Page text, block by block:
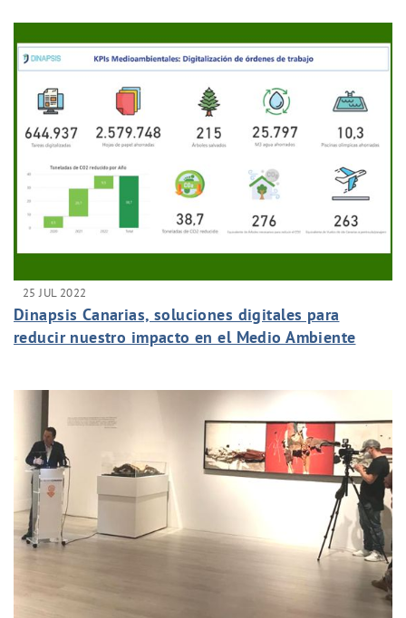
25 JUL 2022
Dinapsis Canarias, soluciones digitales para
reducir nuestro impacto en el Medio Ambiente